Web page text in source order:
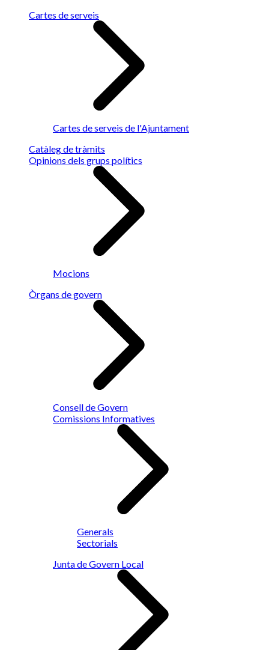
Cartes de serveis
Cartes de serveis de l'Ajuntament
Catàleg de tràmits
Opinions dels grups polítics
Mocions
Òrgans de govern
Consell de Govern
Comissions Informatives
Generals
Sectorials
Junta de Govern Local